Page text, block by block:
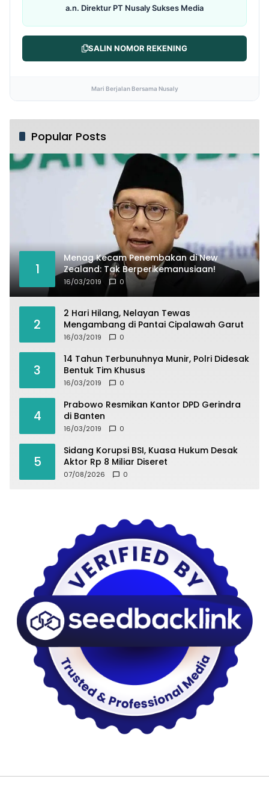
a.n. Direktur PT Nusaly Sukses Media
SALIN NOMOR REKENING
Mari Berjalan Bersama Nusaly
Popular Posts
1
Menag Kecam Penembakan di New
Zealand: Tak Berperikemanusiaan!
16/03/2019 0
2
2 Hari Hilang, Nelayan Tewas
Mengambang di Pantai Cipalawah Garut
16/03/2019 0
3
14 Tahun Terbunuhnya Munir, Polri Didesak
Bentuk Tim Khusus
16/03/2019 0
4
Prabowo Resmikan Kantor DPD Gerindra
di Banten
16/03/2019 0
5
Sidang Korupsi BSI, Kuasa Hukum Desak
Aktor Rp 8 Miliar Diseret
07/08/2026 0